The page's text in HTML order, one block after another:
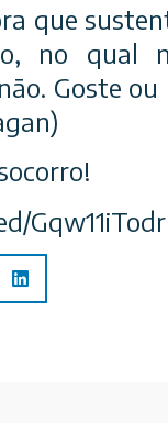
que
no qual
Goste